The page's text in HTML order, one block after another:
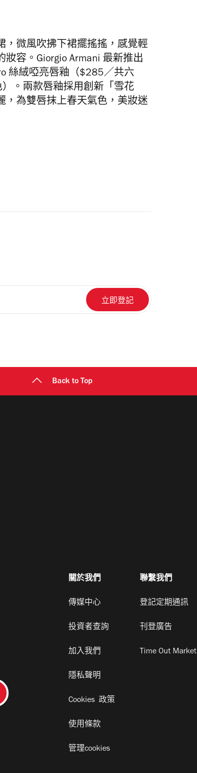
，微風吹拂下裙擺搖搖，感覺輕
容。Giorgio Armani 最新推出
絲絨啞亮唇釉（$285／共六
。兩款唇釉採用創新「雪花
，為雙唇抹上春天氣色，美妝迷
Back to Top
關於我們
傳媒中心
投資者查詢
加入我們
隱私聲明
Cookies 政策
使用條款
管理cookies
聯繫我們
登記定期通訊
刊登廣告
Time Out Market